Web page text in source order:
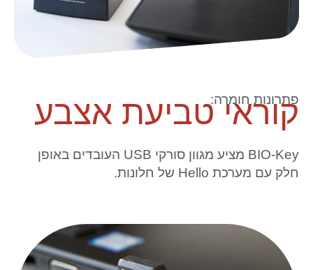
פתרונות חומרה:
קוראי טביעת אצבע
BIO-Key מציע מגוון סורקי USB העובדים באופן
חלק עם מערכת Hello של חלונות.